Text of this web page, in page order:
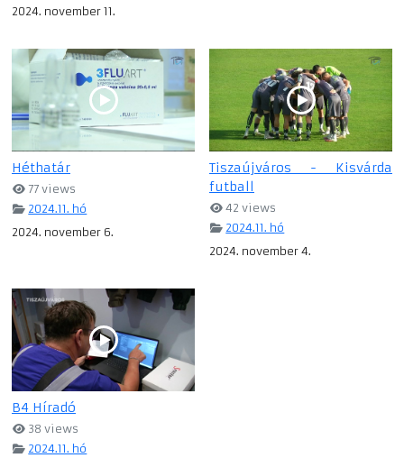
2024. november 11.
Héthatár
77 views
2024.11. hó
2024. november 6.
Tiszaújváros - Kisvárda
futball
42 views
2024.11. hó
2024. november 4.
B4 Híradó
38 views
2024.11. hó